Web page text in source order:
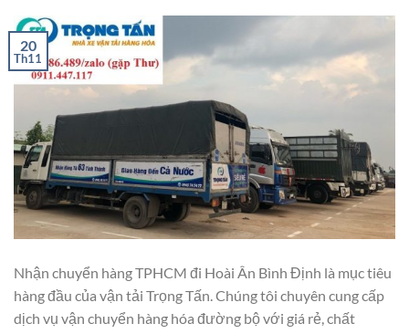
20
Th11
Nhận chuyển hàng TPHCM đi Hoài Ân Bình Định là mục tiêu
hàng đầu của vận tải Trọng Tấn. Chúng tôi chuyên cung cấp
dịch vụ vận chuyển hàng hóa đường bộ với giá rẻ, chất